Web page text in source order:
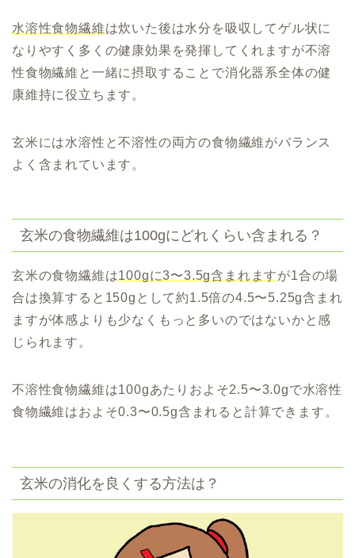
水溶性食物繊維は炊いた後は水分を吸収してゲル状に
なりやすく多くの健康効果を発揮してくれますが不溶
性食物繊維と一緒に摂取することで消化器系全体の健
康維持に役立ちます。
玄米には水溶性と不溶性の両方の食物繊維がバランス
よく含まれています。
玄米の食物繊維は100gにどれくらい含まれる？
玄米の食物繊維は100gに3〜3.5g含まれますが1合の場
合は換算すると150gとして約1.5倍の4.5〜5.25g含まれ
ますが体感よりも少なくもっと多いのではないかと感
じられます。
不溶性食物繊維は100gあたりおよそ2.5〜3.0gで水溶性
食物繊維はおよそ0.3〜0.5g含まれると計算できます。
玄米の消化を良くする方法は？